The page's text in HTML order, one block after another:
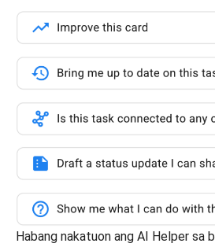
Habang nakatuon ang AI Helper sa